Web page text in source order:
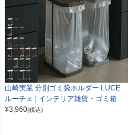
山崎実業 分別ゴミ袋ホルダー LUCE
ルーチェ | インテリア雑貨・ゴミ箱
¥3,960(税込)